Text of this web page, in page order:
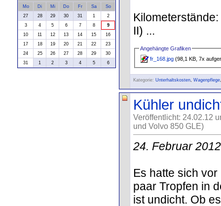
II) ...
Angehängte Grafiken
fr_168.jpg (98,1 KB, 7x
Kategorie: Unterhaltskosten, Wagenpflege
Kühler
Veröffentlicht: 24.02.12
und Volvo 850 GLE)
24. Februar 2012
Es hatte sich
paar Tropfen in
ist undicht. Ob
Mo
Di Mi Do Fr Sa
So
27
28 29 30 31 1
2
3
4 5 6 7 8
9
10
11 12 13 14 15
16
17
18 19 20 21 22
23
24
25 26 27 28 29
30
31
1 2 3 4 5 6